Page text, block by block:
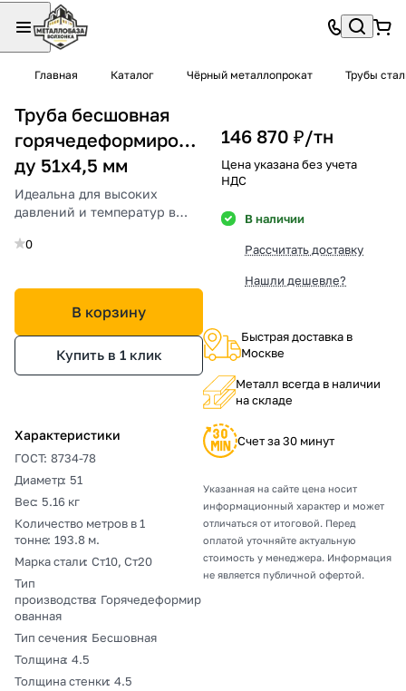
Главная Каталог Чёрный металлопрокат Трубы
Труба бесшовная
горячедеформированная
ду 51х4,5 мм
Идеальна для высоких
давлений и температур в
строительстве.
0
В корзину
Купить в 1 клик
Характеристики
ГОСТ: 8734-78
Диаметр: 51
Вес: 5.16 кг
Количество метров в 1
тонне: 193.8 м.
Марка стали: Ст10, Ст20
Тип
производства: Горячедеформир
ованная
Тип сечения: Бесшовная
Толщина: 4.5
Толщина стенки: 4.5
146 870 ₽/тн
Цена указана без учета
НДС
В наличии
Рассчитать доставку
Нашли дешевле?
Быстрая доставка в
Москве
Металл всегда в наличии
на складе
Счет за 30 минут
Указанная на сайте цена носит
информационный характер и может
отличаться от итоговой. Перед
оплатой уточняйте актуальную
стоимость у менеджера. Информация
не является публичной офертой.